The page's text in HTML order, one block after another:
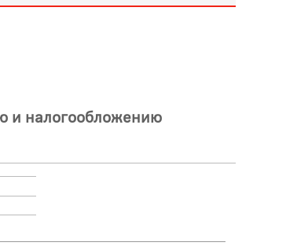
и налогообложению